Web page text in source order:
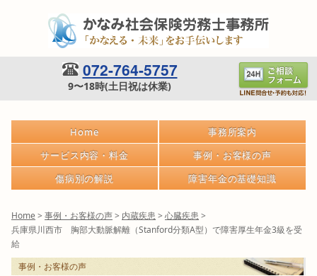
072-764-5757
9〜18時(土日祝は休業)
Home
事務所案内
サービス内容・料金
事例・お客様の声
傷病別の解説
障害年金の基礎知識
Home > 事例・お客様の声> 内蔵疾患> 心臓疾患>
兵庫県川西市 胸部大動脈解離（Stanford分類A型）で障害厚生年金3級を受
給
事例・お客様の声